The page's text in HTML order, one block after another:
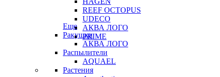
REEF OCTOPUS
UDECO
АКВА ЛОГО
PRIME
Еще
Ракушки
АКВА ЛОГО
Распылители
AQUAEL
Растения